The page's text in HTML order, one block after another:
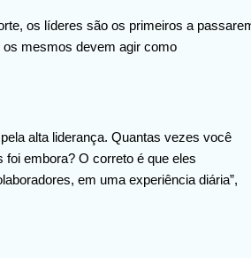
os líderes são os primeiros a
os mesmos devem agir como
alta liderança. Quantas vezes você
embora? O correto é que eles
em uma experiência diária”,